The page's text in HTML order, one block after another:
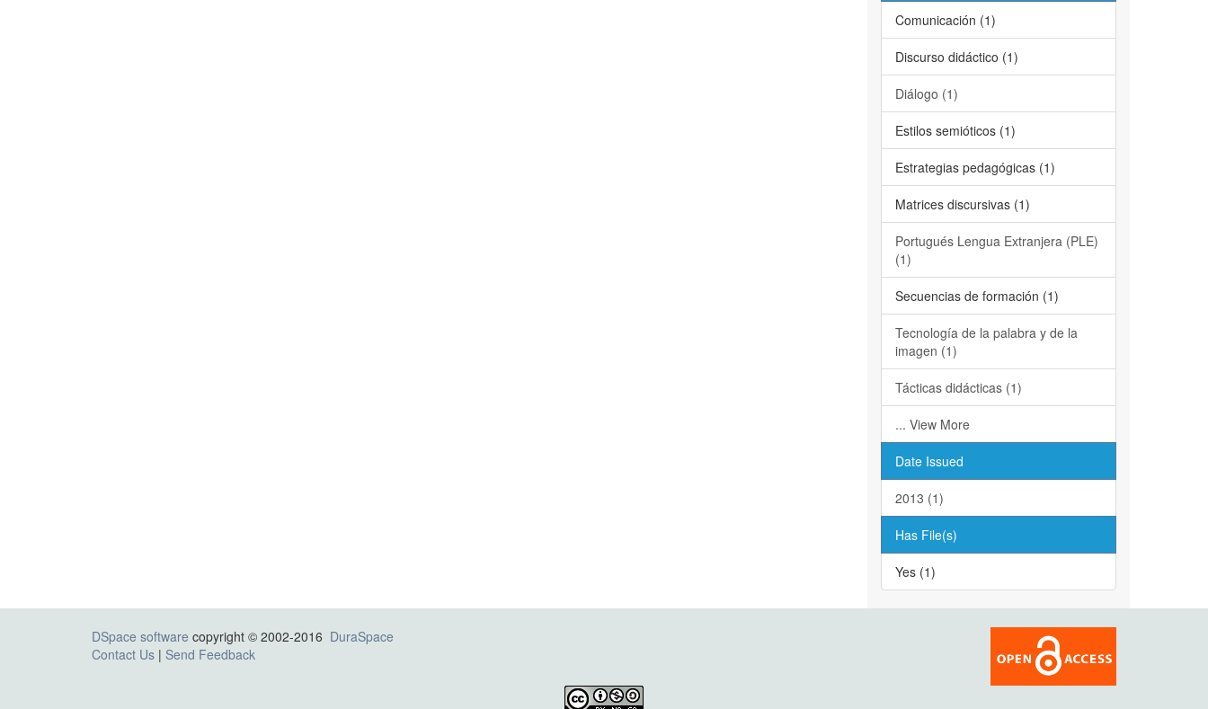
Comunicación (1)
Discurso didáctico (1)
Diálogo (1)
Estilos semióticos (1)
Estrategias pedagógicas (1)
Matrices discursivas (1)
Portugués Lengua Extranjera (PLE)
(1)
Secuencias de formación (1)
Tecnología de la palabra y de la
imagen (1)
Tácticas didácticas (1)
... View More
Date Issued
2013 (1)
Has File(s)
Yes (1)
DSpace software copyright © 2002-2016 DuraSpace
Contact Us | Send Feedback